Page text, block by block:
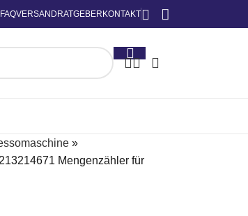
FAQVERSAND RATGEBER KONTAKT
»
Mengenzähler für